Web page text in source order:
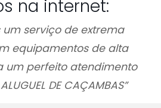
na internet:
um serviço de extrema
equipamentos de alta
um perfeito atendimento
DE CAÇAMBAS”